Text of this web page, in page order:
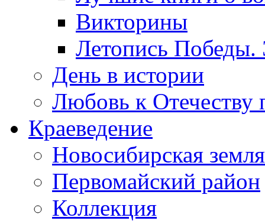
Викторины
Летопись Победы.
День в истории
Любовь к Отечеству
Краеведение
Новосибирская земля
Первомайский район
Коллекция